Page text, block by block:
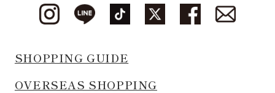
SHOPPING GUIDE
OVERSEAS SHOPPING